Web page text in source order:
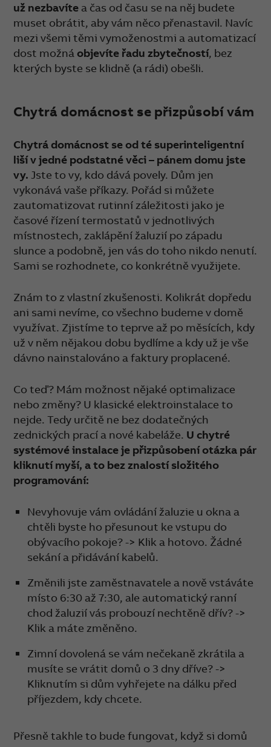
už nezbavíte a čas od času se na něj budete
muset obrátit, aby vám něco přenastavil. Navíc
mezi všemi těmi vymoženostmi a automatizací
dost možnáobjevíte řadu zbytečností, bez
kterých byste se klidně (a rádi) obešli.
Chytrá domácnost se přizpůsobí vám
Chytrá domácnost se od té superinteligentní
liší v jedné podstatné věci – pánem domu jste
vy.Jste to vy, kdo dává povely. Dům jen
vykonává vaše příkazy. Pořád si můžete
zautomatizovat rutinní záležitosti jako je
časové řízení termostatů v jednotlivých
místnostech, zaklápění žaluzií po západu
slunce a podobně, jen vás do toho nikdo nenutí.
Sami se rozhodnete, co konkrétně využijete.
Znám to z vlastní zkušenosti. Kolikrát dopředu
ani sami nevíme, co všechno budeme v domě
využívat. Zjistíme to teprve až po měsících, kdy
už v něm nějakou dobu bydlíme a kdy už je vše
dávno nainstalováno a faktury proplacené.
Co teď? Mám možnost nějaké optimalizace
nebo změny? U klasické elektroinstalace to
nejde. Tedy určitě ne bez dodatečných
zednických prací a nové kabeláže. U chytré
systémové instalace je přizpůsobení otázka pár
kliknutí myší, a to bez znalostí složitého
programování:
Nevyhovuje vám ovládání žaluzie u okna a
chtěli byste ho přesunout ke vstupu do
obývacího pokoje? -> Klik a hotovo. Žádné
sekání a přidávání kabelů.
Změnili jste zaměstnavatele a nově vstáváte
místo 6:30 až 7:30, ale automatický ranní
chod žaluzií vás probouzí nechtěně dřív? ->
Klik a máte změněno.
Zimní dovolená se vám nečekaně zkrátila a
musíte se vrátit domů o 3 dny dříve? ->
Kliknutím si dům vyhřejete na dálku před
příjezdem, kdy chcete.
Přesně takhle to bude fungovat, když si domů